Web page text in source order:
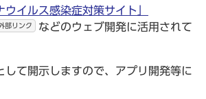
ウイルス感染症対策サイト」
部リンク
などのウェブ開発に活用されて
して開示しますので、アプリ開発等に